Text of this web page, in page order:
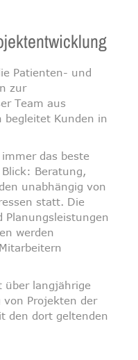
Patienten- und
zur
Team aus
begleitet Kunden in
das beste
Beratung,
unabhängig von
statt. Die
werden
über langjährige
von Projekten der
den dort geltenden